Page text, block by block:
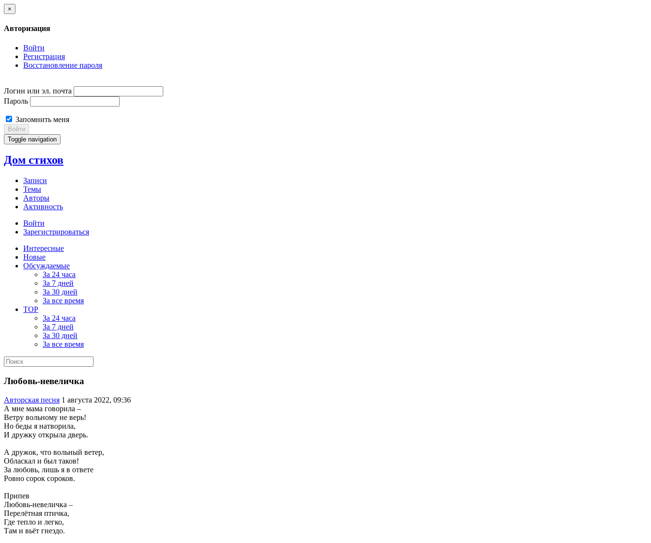
×
Авторизация
Войти
Регистрация
Восстановление пароля
Логин или эл. почта
Пароль
Запомнить меня
Войти
Toggle navigation
Дом стихов
Записи
Темы
Авторы
Активность
Войти
Зарегистрироваться
Интересные
Новые
Обсуждаемые
За 24 часа
За 7 дней
За 30 дней
За все время
TOP
За 24 часа
За 7 дней
За 30 дней
За все время
Любовь-невеличка
Aвторская песня 1 августа 2022, 09:36
А мне мама говорила –
Ветру вольному не верь!
Но беды я натворила,
И дружку открыла дверь.
А дружок, что вольный ветер,
Обласкал и был таков!
За любовь, лишь я в ответе
Ровно сорок сороков.
Припев
Любовь-невеличка –
Перелётная птичка,
Где тепло и легко,
Там и вьёт гнездо.